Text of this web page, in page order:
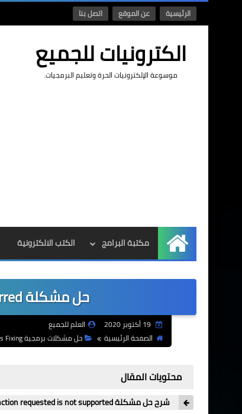
الرئيسية عن الموقع اتصل بنا
الكترونيات للجميع
موسوعة الإلكترونيات الحرة وتعليم البرمجيات.
الرئيسية
مكتبة البرامج الكتب الالكترونية
حل مشكلة An authentication error has occurred
العلم للجميع
الصفحة الرئيسية
حل مشكلات برمجية Software Errors Fixing
محتويات المقال
شرح حل مشكلة An authentication error has occurred. The function requested is not supported.